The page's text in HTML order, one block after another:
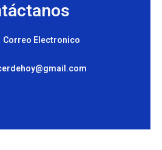
Correo Electronico